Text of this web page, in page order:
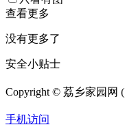
查看更多
没有更多了
安全小贴士
Copyright © 荔乡家园网 (
手机访问